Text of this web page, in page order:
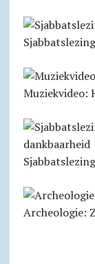
Muziekvideo:
Archeologie: